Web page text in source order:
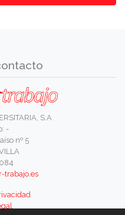
S.A
-
nº 5
trabajo.es